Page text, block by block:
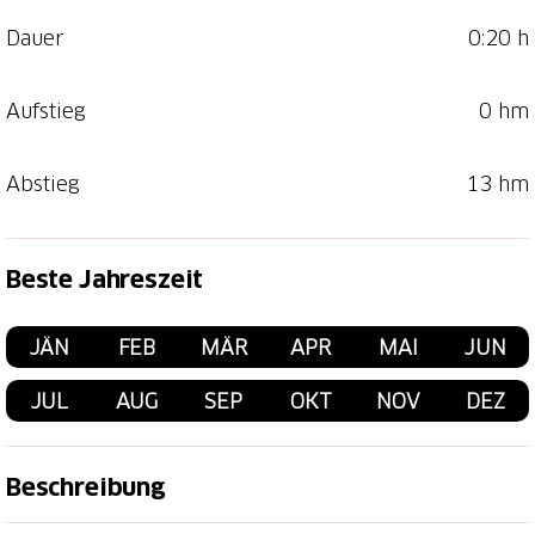
Dauer 0:20 h
Aufstieg 0 hm
Abstieg 13 hm
Beste Jahreszeit
JÄN FEB MÄR APR MAI JUN
JUL AUG SEP OKT NOV DEZ
Beschreibung